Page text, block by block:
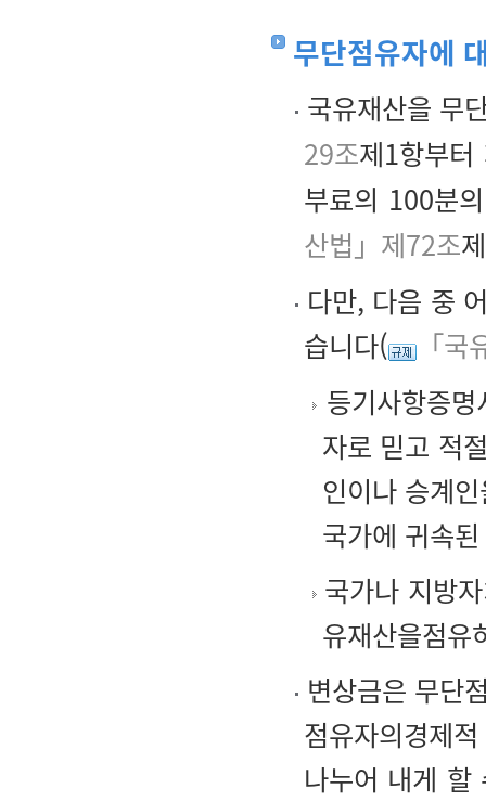
무단점유자에
국유재산을 무
29조제1항부
부료의 100분
산법」제72조
다만, 다음 중
습니다(
「
등기사항증
자로 믿고 적
인이나 승계
국가에 귀속
국가나 지방
유재산을점유
변상금은 무단
점유자의경제
나누어 내게 할